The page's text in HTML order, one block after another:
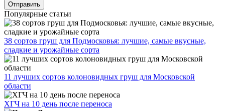
Популярные статьи
38 сортов груш для Подмосковья: лучшие, самые вкусные,
сладкие и урожайные сорта
11 лучших сортов колоновидных груш для Московской
области
ХГЧ на 10 день после переноса